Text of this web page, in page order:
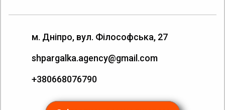
м. Дніпро, вул. Філософська, 27
shpargalka.agency@gmail.com
+380668076790